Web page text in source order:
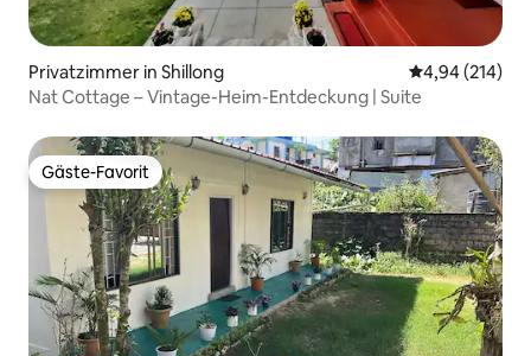
Privatzimmer in Shillong
4,94 (214)
Nat Cottage – Vintage-Heim-Entdeckung | Suite
Gäste-Favorit
Gäste-Favorit